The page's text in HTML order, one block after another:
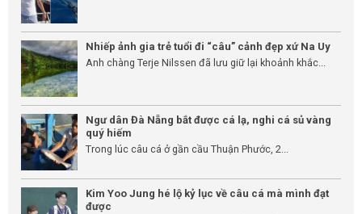
Nhiếp ảnh gia trẻ tuổi đi “câu” cảnh đẹp xứ Na Uy
Anh chàng Terje Nilssen đã lưu giữ lại khoảnh khắc...
Ngư dân Đà Nẵng bắt được cá lạ, nghi cá sủ vàng
quý hiếm
Trong lúc câu cá ở gần cầu Thuận Phước, 2...
Kim Yoo Jung hé lộ kỷ lục về câu cá mà mình đạt
được